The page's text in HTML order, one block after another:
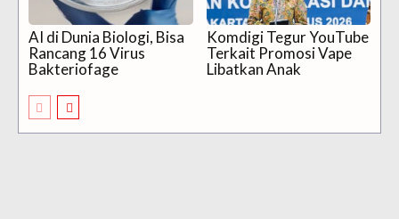
AI di Dunia Biologi, Bisa
Rancang 16 Virus
Bakteriofage
Komdigi Tegur YouTube
Terkait Promosi Vape
Libatkan Anak